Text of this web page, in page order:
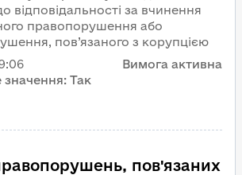
відповідальності за вчинення
правопорушення або
пов’язаного з корупцією
Вимога активна
значення: Так
пов'язаних